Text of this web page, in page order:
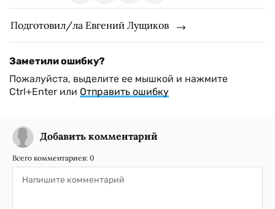
Подготовил/ла Евгений Лущиков
Заметили ошибку?
Пожалуйста, выделите ее мышкой и нажмите
Ctrl+Enter или Отправить ошибку
Добавить комментарий
Всего комментариев: 0